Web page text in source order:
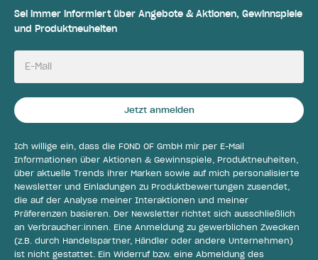
Sei immer informiert über Angebote & Aktionen, Gewinnspiele
und Produktneuheiten
E-Mail
Jetzt anmelden
Ich willige ein, dass die FOND OF GmbH mir per E-Mail
Informationen über Aktionen & Gewinnspiele, Produktneuheiten,
über aktuelle Trends ihrer Marken sowie auf mich personalisierte
Newsletter und Einladungen zu Produktbewertungen zusendet,
die auf der Analyse meiner Interaktionen und meiner
Präferenzen basieren. Der Newsletter richtet sich ausschließlich
an Verbraucher:innen. Eine Anmeldung zu gewerblichen Zwecken
(z.B. durch Handelspartner, Händler oder andere Unternehmen)
ist nicht gestattet. Ein Widerruf bzw. eine Abmeldung des